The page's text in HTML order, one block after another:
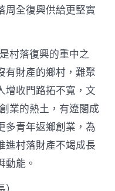
周全復興供給更堅實
村落復興的重中之
有財產的鄉村，難聚
增收門路拓不寬，文
業的熱土，有遼闊成
多青年返鄉創業，為
進村落財產不竭成長
動能。